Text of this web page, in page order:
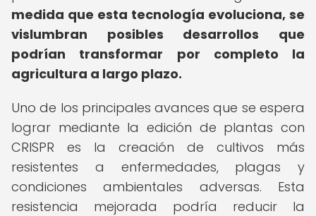
medida que esta tecnología evoluciona, se
vislumbran posibles desarrollos que
podrían transformar por completo la
agricultura a largo plazo.
Uno de los principales avances que se espera
lograr mediante la edición de plantas con
CRISPR es la creación de cultivos más
resistentes a enfermedades, plagas y
condiciones ambientales adversas. Esta
resistencia mejorada podría reducir la